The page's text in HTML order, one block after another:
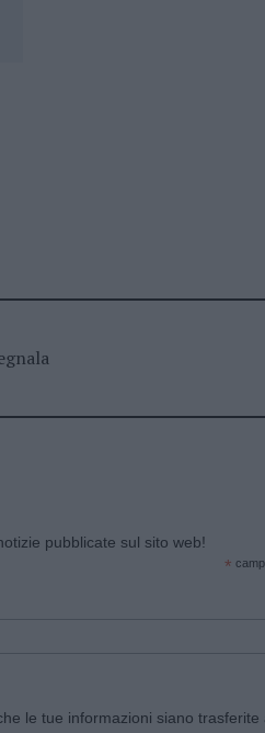
pubblicate sul sito web!
*
le tue informazioni siano trasferite